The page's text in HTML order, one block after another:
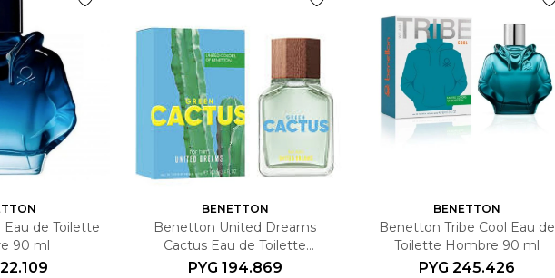
de Toilette
90 ml
BENETTON
Benetton United Dreams
Cactus Eau de Toilette
Hombre Edición Limitada 100
PYG 194.869
BENETTON
Benetton Tribe Cool Eau de
Toilette Hombre 90 ml
PYG 245.426